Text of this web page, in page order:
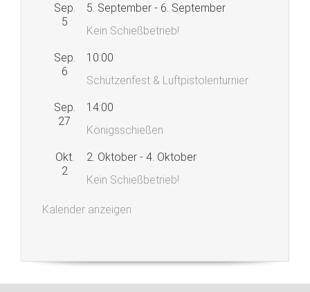
Sep.
5
5. September - 6. September
Kein Schießbetrieb!
Sep.
6
10:00
Schützenfest & Luftpistolenturnier
Sep.
27
14:00
Königsschießen
Okt.
2
2. Oktober - 4. Oktober
Kein Schießbetrieb!
Kalender anzeigen